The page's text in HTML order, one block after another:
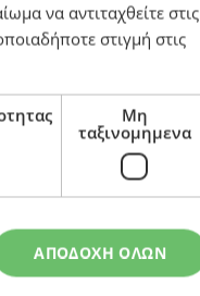
να αντιταχθείτε στις
στιγμή στις
Μη
ταξινομημενα
ΑΠΟΔΟΧΗ ΟΛΩΝ